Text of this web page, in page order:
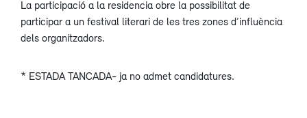
La participació a la residencia obre la possibilitat de
participar a un festival literari de les tres zones d’influència
dels organitzadors.
* ESTADA TANCADA- ja no admet candidatures.